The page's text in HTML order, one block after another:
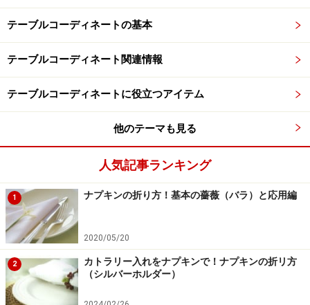
テーブルコーディネートの基本
テーブルコーディネート関連情報
テーブルコーディネートに役立つアイテム
他のテーマも見る
人気記事ランキング
1 ナプキンの折り方！基本の薔薇（バラ）と応用編
2020/05/20
2
カトラリー入れをナプキンで！ナプキンの折リ方
（シルバーホルダー）